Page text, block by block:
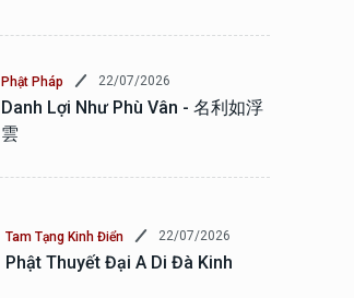
Phật Pháp 22/07/2026
Danh Lợi Như Phù Vân - 名利如浮
雲
Tam Tạng Kinh Điển 22/07/2026
Phật Thuyết Đại A Di Đà Kinh